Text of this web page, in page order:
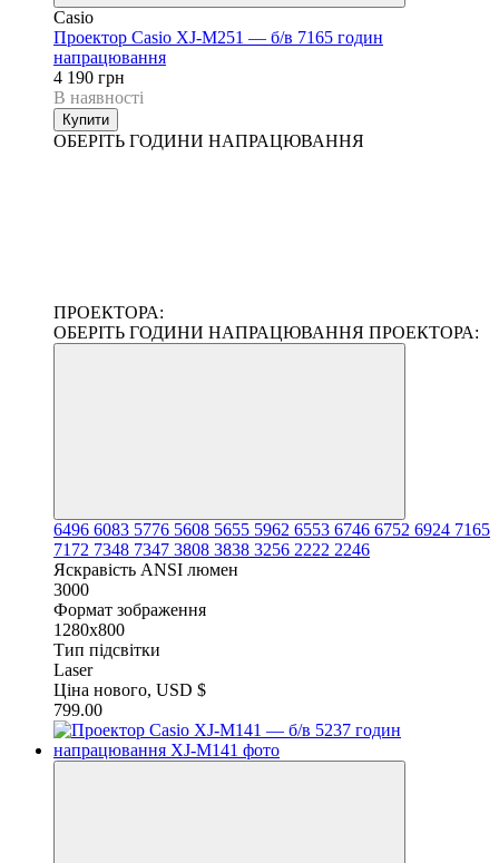
Casio
Проектор Casio XJ-M251 — б/в 7165 годин
напрацювання
4 190 грн
В наявності
Купити
ОБЕРІТЬ ГОДИНИ НАПРАЦЮВАННЯ
ПРОЕКТОРА:
ОБЕРІТЬ ГОДИНИ НАПРАЦЮВАННЯ ПРОЕКТОРА:
6496 6083 5776 5608 5655 5962 6553 6746 6752 6924 7165
7172 7348 7347 3808 3838 3256 2222 2246
Яскравість ANSI люмен
3000
Формат зображення
1280x800
Тип підсвітки
Laser
Ціна нового, USD $
799.00